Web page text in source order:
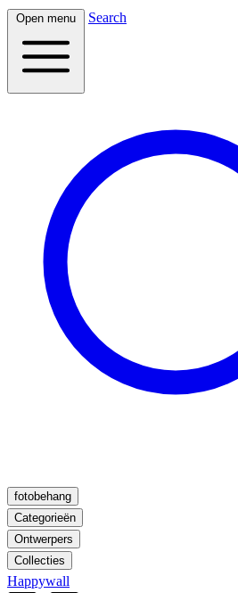
Open menu Search
fotobehang
Categorieën
Ontwerpers
Collecties
Happywall